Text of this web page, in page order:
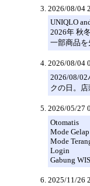
2026/08/04
UNIQLO
2026年 秋
一部商品を
2026/08/04
2026/08/02
クの日。
2026/05/27
Otomatis
Mode Gelap
Mode
Login
Gabung
2025/11/26